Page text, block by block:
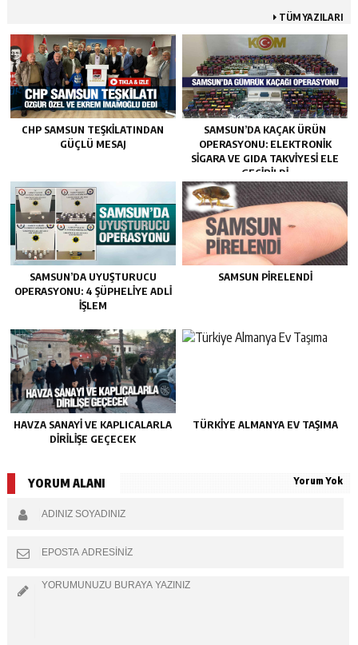
TÜM YAZILARI
CHP SAMSUN TEŞKILATINDAN
GÜÇLÜ MESAJ
SAMSUN’DA KAÇAK ÜRÜN
OPERASYONU: ELEKTRONIK
SIGARA VE GIDA TAKVIYESI ELE
GEÇIRILDI
SAMSUN’DA UYUŞTURUCU
OPERASYONU: 4 ŞÜPHELIYE ADLI
İŞLEM
SAMSUN PIRELENDI
HAVZA SANAYI VE KAPLICALARLA
DIRILIŞE GEÇECEK
TÜRKIYE ALMANYA EV TAŞIMA
YORUM ALANI Yorum Yok